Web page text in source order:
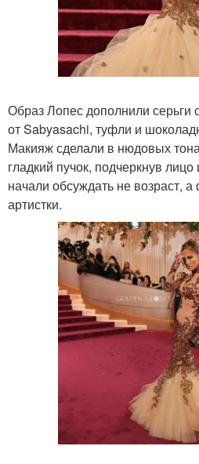
Образ Лопес дополнили серьги
от Sabyasachi, туфли и
Макияж сделали в нюдовых
гладкий пучок, подчеркнув лицо
начали обсуждать не возраст,
артистки.